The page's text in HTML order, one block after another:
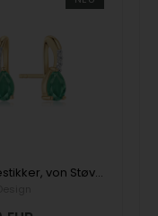
Guld ørestikker, von Støvring Design